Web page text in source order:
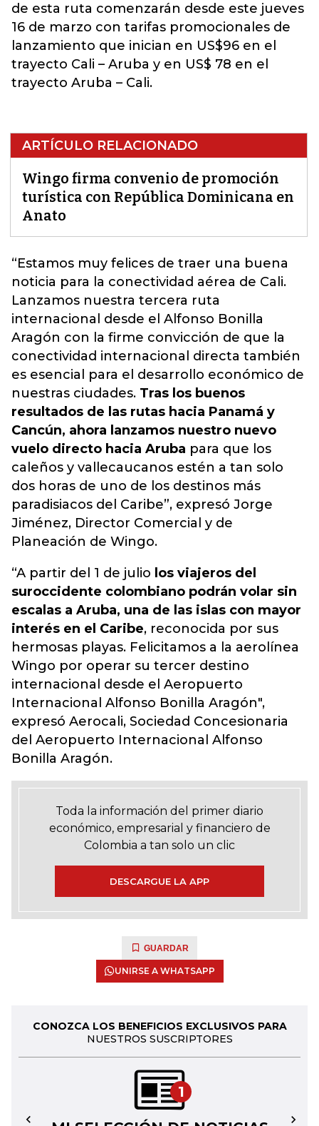
de esta ruta comenzarán desde este jueves
16 de marzo con tarifas promocionales de
lanzamiento que inician en US$96 en el
trayecto Cali – Aruba y en US$ 78 en el
trayecto Aruba – Cali.
ARTÍCULO RELACIONADO
Wingo firma convenio de promoción
turística con República Dominicana en
Anato
“Estamos muy felices de traer una buena
noticia para la conectividad aérea de Cali.
Lanzamos nuestra tercera ruta
internacional desde el Alfonso Bonilla
Aragón con la firme convicción de que la
conectividad internacional directa también
es esencial para el desarrollo económico de
nuestras ciudades. Tras los buenos
resultados de las rutas hacia Panamá y
Cancún, ahora lanzamos nuestro nuevo
vuelo directo hacia Aruba para que los
caleños y vallecaucanos estén a tan solo
dos horas de uno de los destinos más
paradisiacos del Caribe”, expresó Jorge
Jiménez, Director Comercial y de
Planeación de Wingo.
“A partir del 1 de julio los viajeros del
suroccidente colombiano podrán volar sin
escalas a Aruba, una de las islas con mayor
interés en el Caribe, reconocida por sus
hermosas playas. Felicitamos a la aerolínea
Wingo por operar su tercer destino
internacional desde el Aeropuerto
Internacional Alfonso Bonilla Aragón",
expresó Aerocali, Sociedad Concesionaria
del Aeropuerto Internacional Alfonso
Bonilla Aragón.
Toda la información del primer diario
económico, empresarial y financiero de
Colombia a tan solo un clic
DESCARGUE LA APP
GUARDAR
UNIRSE A WHATSAPP
CONOZCA LOS BENEFICIOS EXCLUSIVOS PARA
NUESTROS SUSCRIPTORES
1